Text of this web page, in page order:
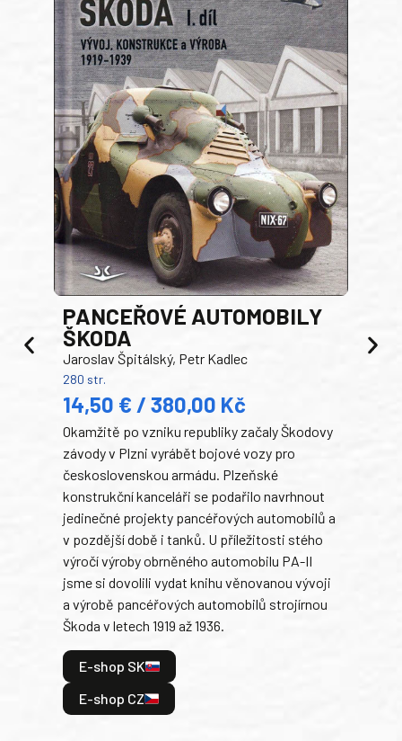
PANCEŘOVÉ AUTOMOBILY
ŠKODA
Jaroslav Špitálský, Petr Kadlec
280 str.
14,50 € / 380,00 Kč
Okamžitě po vzniku republiky začaly Škodovy
závody v Plzni vyrábět bojové vozy pro
československou armádu. Plzeňské
konstrukční kanceláři se podařilo navrhnout
jedinečné projekty pancéřových automobilů a
v pozdější době i tanků. U příležitosti stého
výročí výroby obrněného automobilu PA-II
jsme si dovolili vydat knihu věnovanou vývoji
a výrobě pancéřových automobilů strojírnou
Škoda v letech 1919 až 1936.
E-shop SK
E-shop CZ